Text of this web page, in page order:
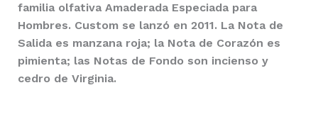
familia olfativa Amaderada Especiada para
Hombres. Customse lanzó en 2011. La Nota de
Salida es manzana roja; la Nota de Corazón es
pimienta; las Notas de Fondo son incienso y
cedro de Virginia.